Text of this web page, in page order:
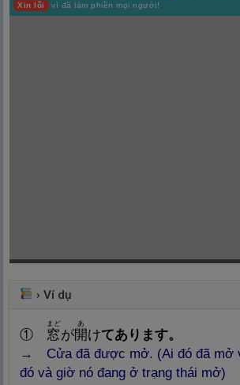
Xin lỗi
vì đã làm phiền mọi người!
›Ví dụ
① 窓
まど
が開
あ
けてあります。
→ Cửa đã được mở. (Ai đó đã mở
đó và giờ nó đang ở trạng thái mở)